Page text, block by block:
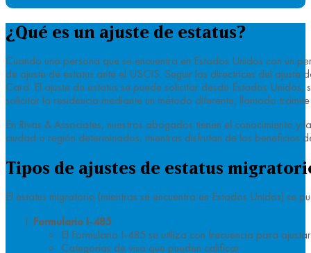
¿Qué es un ajuste de estatus?
Cuando una persona que se encuentra en Estados Unidos con un
de ajuste de estatus ante el USCIS. Seguir las directrices del
Card. El ajuste de estatus se puede solicitar desde Estados
solicitar la residencia mediante un método diferente, llamado
En Rivas & Associates, nuestros abogados tienen el conocimiento
ciudad o región determinados, mientras disfrutan de los beneficios
Tipos de ajustes de estatus
El estatus migratorio (mientras se encuentra en Estados Unidos) se
Formulario I-485
El Formulario I-485 se utiliza con frecuencia para
Categorías de visa que pueden calificar: